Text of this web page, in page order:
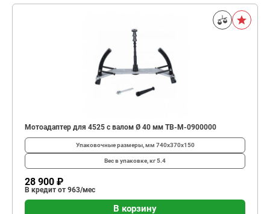
Мотоадаптер для 4525 с валом Ø 40 мм TB-M-0900000
Упаковочные размеры, мм 740x370x150
Вес в упаковке, кг5.4
28 900 ₽
В кредит от 963/мес
В корзину